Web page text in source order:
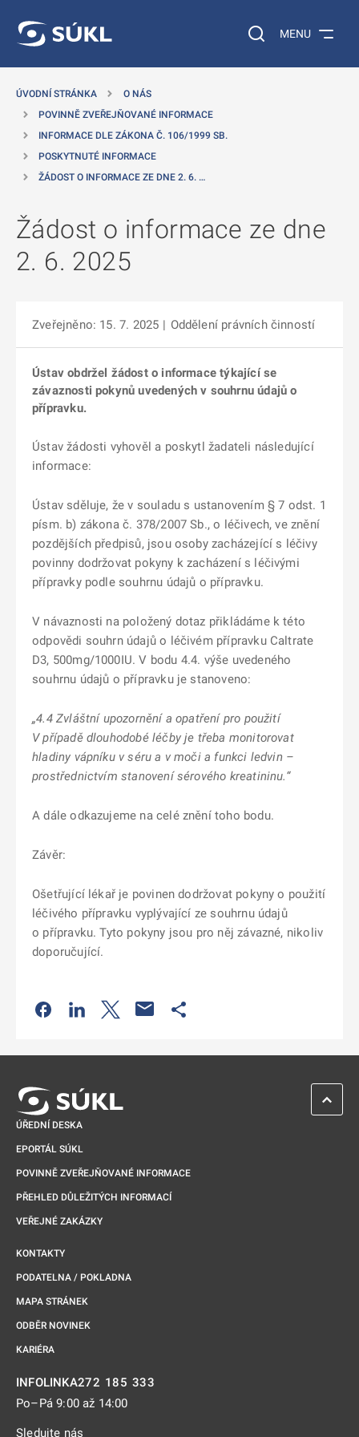
Vyhledávání na
MENU
ÚVODNÍ STRÁNKA
O NÁS
POVINNĚ ZVEŘEJŇOVANÉ INFORMACE
INFORMACE DLE ZÁKONA Č. 106/1999 SB.
POSKYTNUTÉ INFORMACE
ŽÁDOST O INFORMACE ZE DNE 2. 6. …
Žádost o informace ze dne
2. 6. 2025
Zveřejněno: 15. 7. 2025 | Oddělení právních činností
Ústav obdržel žádost o informace týkající se
závaznosti pokynů uvedených v souhrnu údajů o
přípravku.
Ústav žádosti vyhověl a poskytl žadateli následující
informace:
Ústav sděluje, že v souladu s ustanovením § 7 odst. 1
písm. b) zákona č. 378/2007 Sb., o léčivech, ve znění
pozdějších předpisů, jsou osoby zacházející s léčivy
povinny dodržovat pokyny k zacházení s léčivými
přípravky podle souhrnu údajů o přípravku.
V návaznosti na položený dotaz přikládáme k této
odpovědi souhrn údajů o léčivém přípravku Caltrate
D3, 500mg/1000IU. V bodu 4.4. výše uvedeného
souhrnu údajů o přípravku je stanoveno:
„4.4 Zvláštní upozornění a opatření pro použití
V případě dlouhodobé léčby je třeba monitorovat
hladiny vápníku v séru a v moči a funkci ledvin –
prostřednictvím stanovení sérového kreatininu.“
A dále odkazujeme na celé znění toho bodu.
Závěr:
Ošetřující lékař je povinen dodržovat pokyny o použití
léčivého přípravku vyplývající ze souhrnu údajů
o přípravku. Tyto pokyny jsou pro něj závazné, nikoliv
doporučující.
Odkaz se otevře na nové kartě
Odkaz se otevře na nové kartě
Odkaz se otevře na nové kartě
ÚŘEDNÍ DESKA
EPORTÁL SÚKL
POVINNĚ ZVEŘEJŇOVANÉ INFORMACE
PŘEHLED DŮLEŽITÝCH INFORMACÍ
VEŘEJNÉ ZAKÁZKY
KONTAKTY
PODATELNA / POKLADNA
MAPA STRÁNEK
ODBĚR NOVINEK
KARIÉRA
INFOLINKA272 185 333
Po–Pá 9:00 až 14:00
Sledujte nás
ZPĚT